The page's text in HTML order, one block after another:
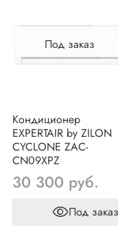
Под заказ
Кондиционер
EXPERTAIR by ZILON
CYCLONE ZAC-
CN09XPZ
30 300 руб.
Под заказ